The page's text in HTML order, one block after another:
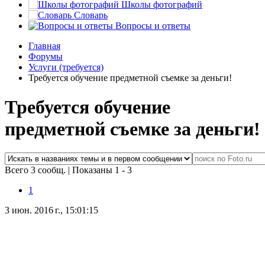
Школы фотографий
Словарь
Вопросы и ответы
Главная
Форумы
Услуги (требуется)
Требуется обучение предметной съемке за деньги!
Требуется обучение
предметной съемке за деньги!
Всего 3 сообщ. | Показаны 1 - 3
1
3 июн. 2016 г., 15:01:15